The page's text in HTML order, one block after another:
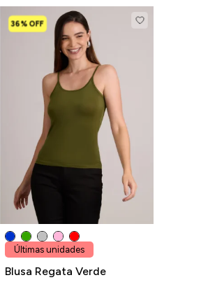
36% OFF
Últimas unidades
Blusa Regata Verde